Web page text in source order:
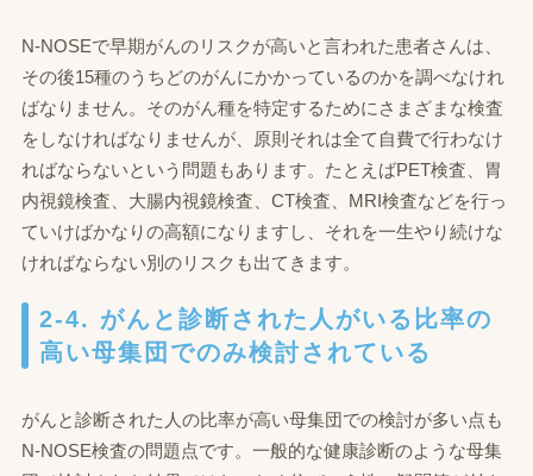
N-NOSEで早期がんのリスクが高いと言われた患者さんは、
その後15種のうちどのがんにかかっているのかを調べなけれ
ばなりません。そのがん種を特定するためにさまざまな検査
をしなければなりませんが、原則それは全て自費で行わなけ
ればならないという問題もあります。たとえばPET検査、胃
内視鏡検査、大腸内視鏡検査、CT検査、MRI検査などを行っ
ていけばかなりの高額になりますし、それを一生やり続けな
ければならない別のリスクも出てきます。
2-4. がんと診断された人がいる比率の
高い母集団でのみ検討されている
がんと診断された人の比率が高い母集団での検討が多い点も
N-NOSE検査の問題点です。一般的な健康診断のような母集